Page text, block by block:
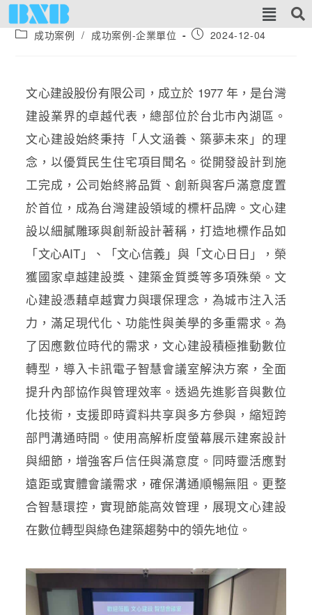
成功案例 / 成功案例-企業單位 2024-12-04
文心建設股份有限公司，成立於 1977 年，是台灣
建設業界的卓越代表，總部位於台北市內湖區。
文心建設始終秉持「人文涵養、築夢未來」的理
念，以優質民生住宅項目聞名。從開發設計到施
工完成，公司始終將品質、創新與客戶滿意度置
於首位，成為台灣建設領域的標杆品牌。文心建
設以細膩雕琢與創新設計著稱，打造地標作品如
「文心AIT」、「文心信義」與「文心日日」，榮
獲國家卓越建設獎、建築金質獎等多項殊榮。文
心建設憑藉卓越實力與環保理念，為城市注入活
力，滿足現代化、功能性與美學的多重需求。為
了因應數位時代的需求，文心建設積極推動數位
轉型，導入卡訊電子智慧會議室解決方案，全面
提升內部協作與管理效率。透過先進影音與數位
化技術，支援即時資料共享與多方參與，縮短跨
部門溝通時間。使用高解析度螢幕展示建案設計
與細節，增強客戶信任與滿意度。同時靈活應對
遠距或實體會議需求，確保溝通順暢無阻。更整
合智慧環控，實現節能高效管理，展現文心建設
在數位轉型與綠色建築趨勢中的領先地位。